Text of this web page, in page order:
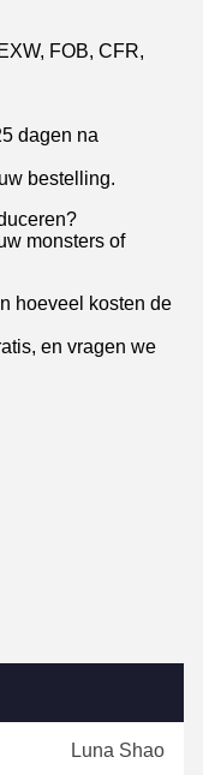
FOB, CFR,
dagen na
bestelling.
monsters of
hoeveel kosten de
en vragen we
Luna Shao